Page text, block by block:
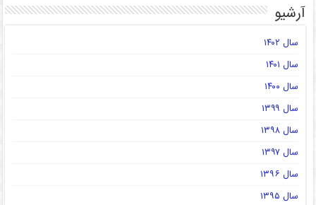
آرشیو
سال ۱۴۰۲
سال ۱۴۰۱
سال ۱۴۰۰
سال ۱۳۹۹
سال ۱۳۹۸
سال ۱۳۹۷
سال ۱۳۹۶
سال ۱۳۹۵